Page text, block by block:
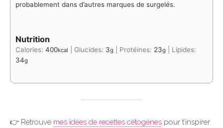
probablement dans d’autres marques de surgelés.
Nutrition
Calories: 400kcal Glucides: 3g Protéines: 23g
Lipides:
34g
👉 Retrouve mes idées de recettes cétogènes pour t’inspirer.